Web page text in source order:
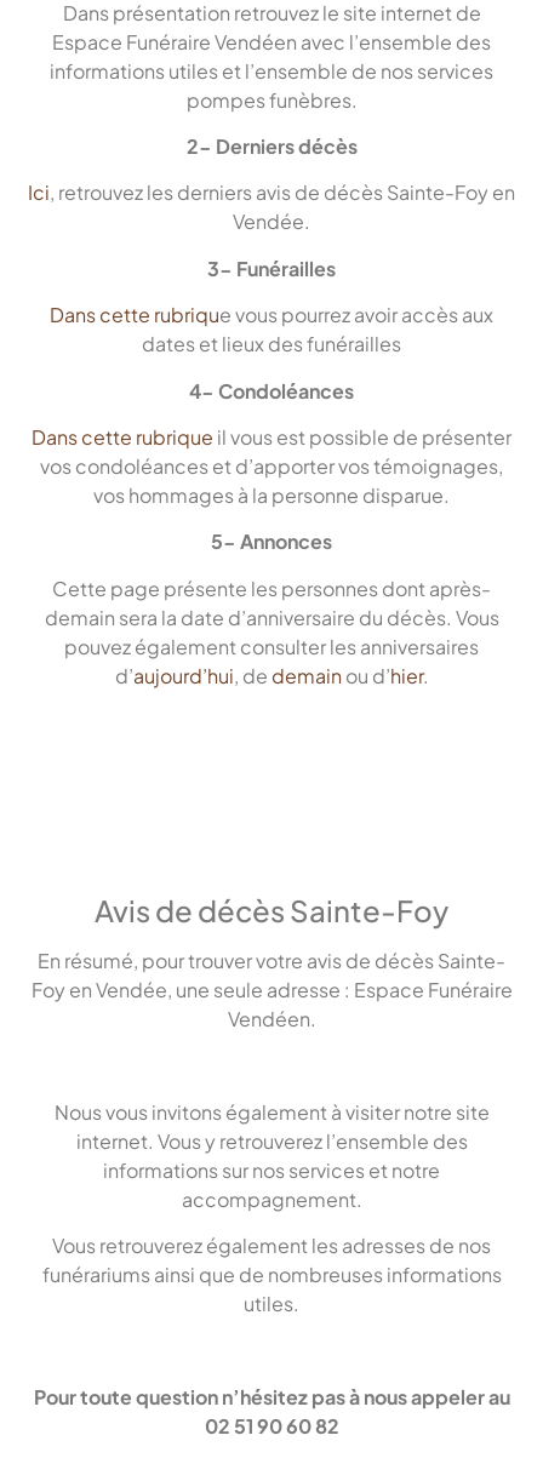
Dans présentation retrouvez le site internet de
Espace Funéraire Vendéen avec l’ensemble des
informations utiles et l’ensemble de nos services
pompes funèbres.
2- Derniers décès
Ici, retrouvez les derniers avis de décès Sainte-Foy en
Vendée.
3- Funérailles
Dans cette rubrique vous pourrez avoir accès aux
dates et lieux des funérailles
4- Condoléances
Dans cette rubrique il vous est possible de présenter
vos condoléances et d’apporter vos témoignages,
vos hommages à la personne disparue.
5- Annonces
Cette page présente les personnes dont après-
demain sera la date d’anniversaire du décès. Vous
pouvez également consulter les anniversaires
d’aujourd’hui, de demainou d’hier.
Avis de décès Sainte-Foy
En résumé, pour trouver votre avis de décès Sainte-
Foy en Vendée, une seule adresse : Espace Funéraire
Vendéen.
Nous vous invitons également à visiter notre site
internet. Vous y retrouverez l’ensemble des
informations sur nos services et notre
accompagnement.
Vous retrouverez également les adresses de nos
funérariums ainsi que de nombreuses informations
utiles.
Pour toute question n’hésitez pas à nous appeler au
02 51 90 60 82